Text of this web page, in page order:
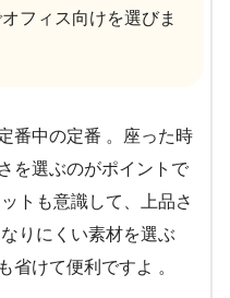
フィス向けを選びま
番中の定番 。座った時
を選ぶのがポイントで
トも意識して、上品さ
りにくい素材を選ぶ
省けて便利ですよ 。